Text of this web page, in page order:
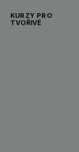
KURZY PRO
TVOŘIVÉ